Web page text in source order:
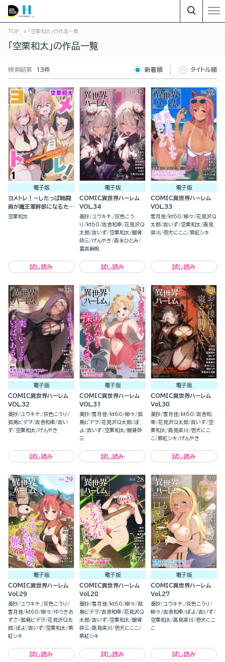
TOP 「空栗和太」の作品一覧
「空栗和太」の作品一覧
検索結果 13件 新着順 タイトル順
電子版
ヨメトレ！～したっぱ戦闘
員が魔王軍幹部になるため
に花嫁候補の教育を始めま
空栗和太
試し読み
電子版
COMIC異世界ハーレム
VOL.34
葵抄 ユウキチ. 灰色こう
り
kt60 吉舎和幸 花見沢Q
太郎 吉いず 空栗和太 掘骨
砕三
げんやき 森永ひとみ
富吉麻帆
試し読み
電子版
COMIC異世界ハーレム
VOL.33
雪月佳 kt60 柳々 花見沢Q
太郎 吉いず 空栗和太 高見
梁川
壱犬にここ 紫紅シキ
試し読み
電子版
COMIC異世界ハーレム
VOL.32
葵抄 ユウキチ. 灰色こうり
孤島ビデヲ 吉舎和幸 吉い
ず 空栗和太 げんやき
試し読み
電子版
COMIC異世界ハーレム
VOL.31
葵抄 雪月佳 kt60 柳々 孤
島ビデヲ 花見沢Q太郎 ぽ
よ 吉いず 空栗和太 掘骨砕
三
試し読み
電子版
COMIC異世界ハーレム
Vol.30
葵抄 雪月佳 kt60 吉舎和
幸 花見沢Q太郎 吉いず 空
栗和太 高見梁川
壱犬にこ
こ 紫紅シキ げんやき
試し読み
電子版
COMIC異世界ハーレム
Vol.29
葵抄 ユウキチ. 灰色こうり
雪月佳
kt60 柳々
ゆうきあ
ずさ 孤島ビデヲ 花見沢Q太
郎 ぽよ 吉いず 空栗和太 紫
紅シキ
試し読み
電子版
COMIC異世界ハーレム
Vol.28
葵抄 雪月佳 kt60 柳々 孤
島ビデヲ 吉舎和幸 花見沢Q
太郎 吉いず 空栗和太 掘骨
砕三 高見梁川
壱犬にここ
紫紅シキ
試し読み
電子版
COMIC異世界ハーレム
Vol.27
葵抄 ユウキチ. 灰色こうり
柳々 吉舎和幸 ぽよ 吉いず
空栗和太 高見梁川
壱犬にこ
こ
試し読み